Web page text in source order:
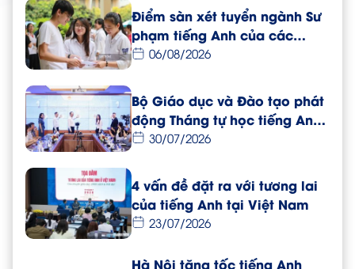
Điểm sàn xét tuyển ngành Sư
phạm tiếng Anh của các
trường đại học năm 2026
06/08/2026
Bộ Giáo dục và Đào tạo phát
động Tháng tự học tiếng Anh
dành cho giáo viên toàn
30/07/2026
4 vấn đề đặt ra với tương lai
của tiếng Anh tại Việt Nam
23/07/2026
Hà Nội tăng tốc tiếng Anh